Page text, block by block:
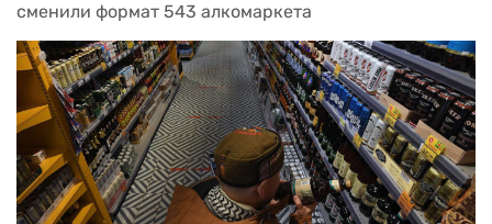
сменили формат 543 алкомаркета